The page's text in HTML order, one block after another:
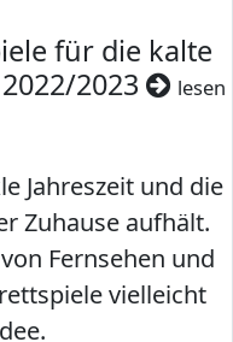
für die kalte
2023
lesen
Jahreszeit und die
Zuhause aufhält.
Fernsehen und
vielleicht